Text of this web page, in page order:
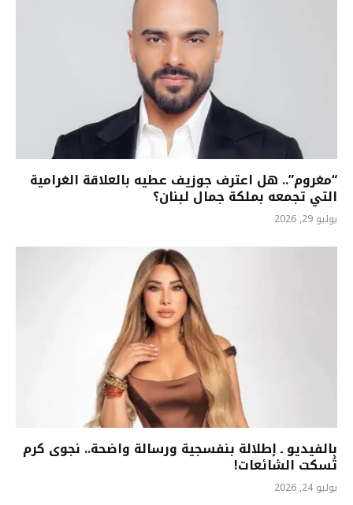
“مغروم”.. هل اعترف جوزيف عطيه بالعلاقة الغرامية
التي تجمعه بملكة جمال لبنان؟
يوليو 29, 2026
بالفيديو ـ إطلالة بنفسجية ورسالة واضحة.. نجوى كرم
تُسكت الشائعات!
يوليو 24, 2026